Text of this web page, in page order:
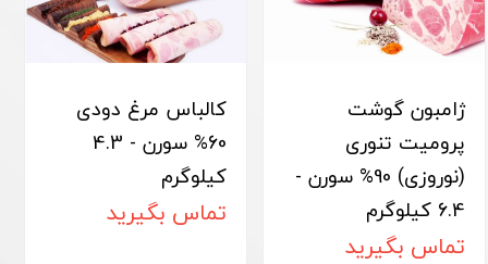
ژامبون گوشت
پرومیت تنوری
(نوروزی) 90% سورن -
6.4 کیلوگرم
تماس بگیرید
کالباس مرغ دودی
60% سورن - 4.3
کیلوگرم
تماس بگیرید